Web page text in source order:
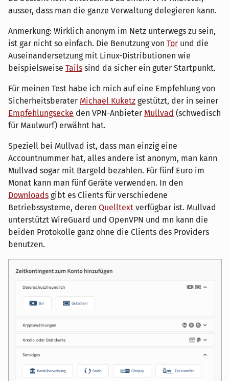
ausser, dass man die ganze Verwaltung delegieren kann.
Anmerkung: Wirklich anonym im Netz unterwegs zu sein,
ist gar nicht so einfach. Die Benutzung von Tor und die
Auseinandersetzung mit Linux-Distributionen wie
beispielsweise Tails sind da sicher ein guter Startpunkt.
Für meinen Test habe ich mich auf eine Empfehlung von
Sicherheitsberater Michael Kuketz gestützt, der in seiner
Empfehlungsecke den VPN-Anbieter Mullvad (schwedisch
für Maulwurf) erwähnt hat.
Speziell bei Mullvad ist, dass man einzig eine
Accountnummer hat, alles andere ist anonym, man kann
Mullvad sogar mit Bargeld bezahlen. Für fünf Euro im
Monat kann man fünf Geräte verwenden. In den
Downloads gibt es Clients für verschiedene
Betriebssysteme, deren Quelltext verfügbar ist. Mullvad
unterstützt WireGuard und OpenVPN und mn kann die
beiden Protokolle ganz ohne die Clients des Providers
benutzen.